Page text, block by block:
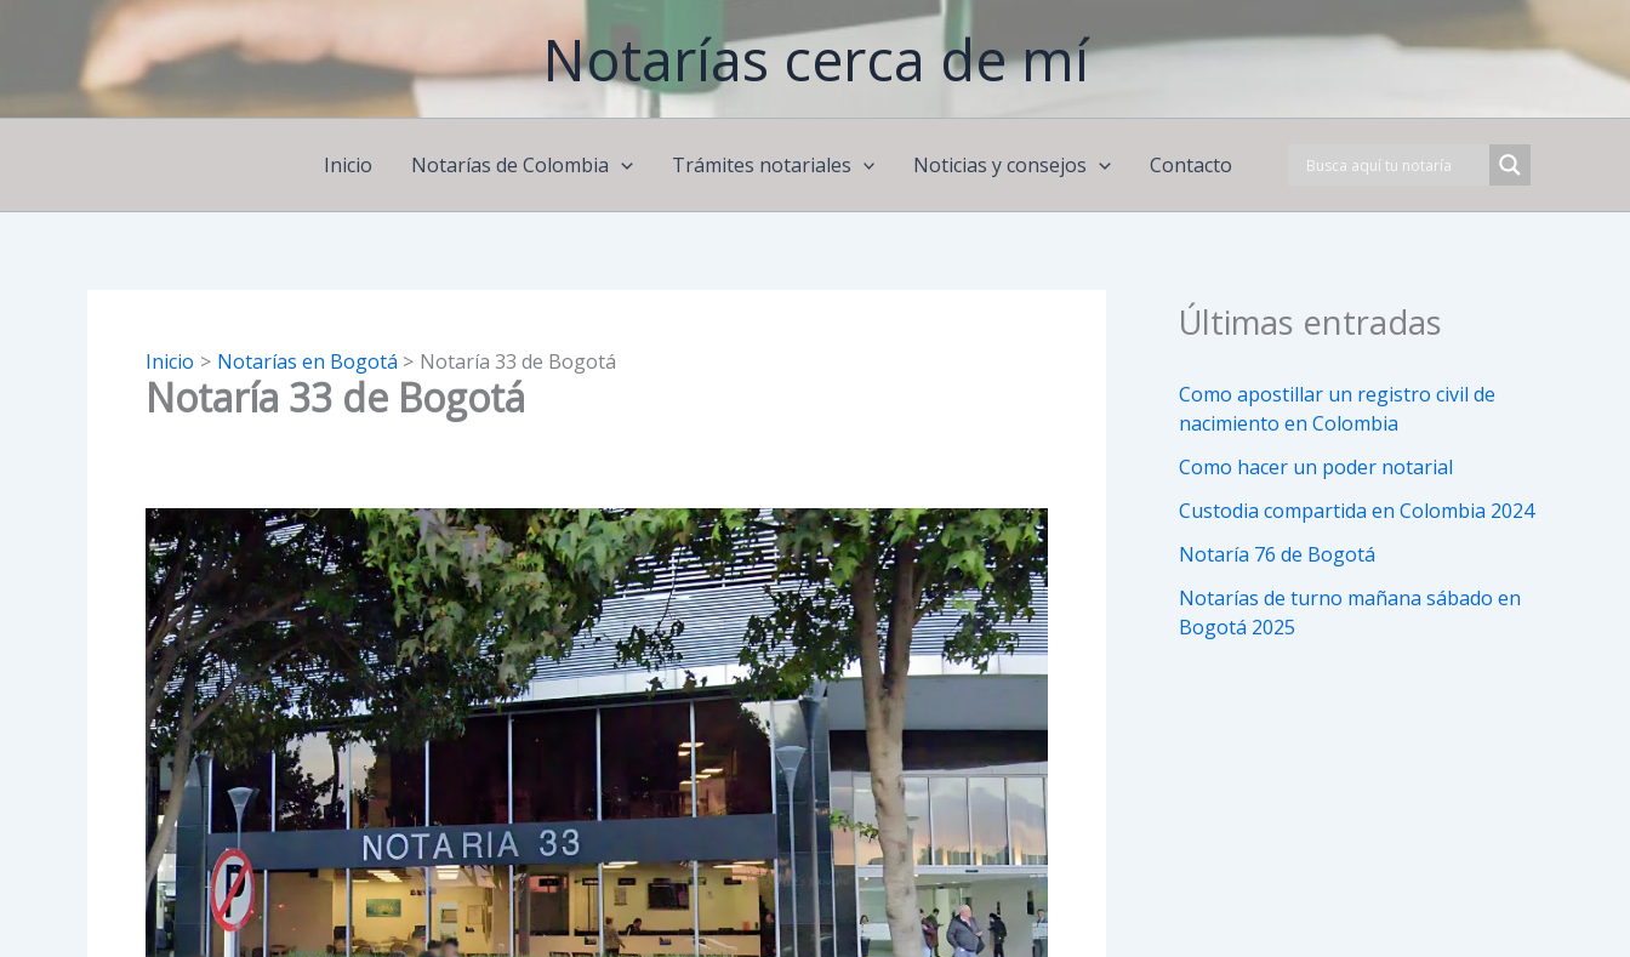
Notarías cerca de mí
Inicio Notarías de Colombia Trámites notariales Noticias y consejos Contacto
Inicio Notarías en Bogotá Notaría 33 de Bogotá
Notaría 33 de Bogotá
Últimas entradas
Como apostillar un registro civil de
nacimiento en Colombia
Como hacer un poder notarial
Custodia compartida en Colombia 2024
Notaría 76 de Bogotá
Notarías de turno mañana sábado en
Bogotá 2025